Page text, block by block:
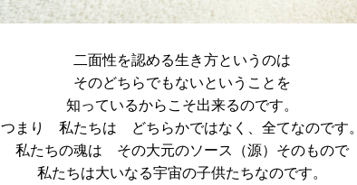
二面性を認める生き方というのは
そのどちらでもないということを
知っているからこそ出来るのです。
つまり 私たちは どちらかではなく、全てなのです。
私たちの魂は その大元のソース（源）そのもので
私たちは大いなる宇宙の子供たちなのです。